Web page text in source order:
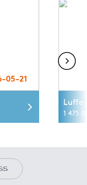
05-21
Luffe
1 475